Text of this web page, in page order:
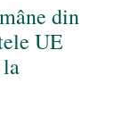
din
UE